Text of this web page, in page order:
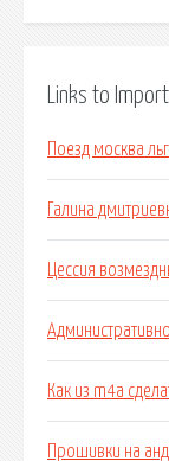
Links to
Поезд москва
Галина
Цессия
Как из m4a
Прошивки на